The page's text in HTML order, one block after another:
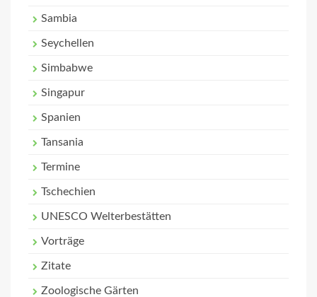
Sambia
Seychellen
Simbabwe
Singapur
Spanien
Tansania
Termine
Tschechien
UNESCO Welterbestätten
Vorträge
Zitate
Zoologische Gärten